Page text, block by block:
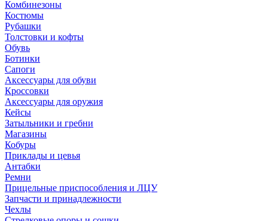
Комбинезоны
Костюмы
Рубашки
Толстовки и кофты
Обувь
Ботинки
Сапоги
Аксессуары для обуви
Кроссовки
Аксессуары для оружия
Кейсы
Затыльники и гребни
Магазины
Кобуры
Приклады и цевья
Антабки
Ремни
Прицельные приспособления и ЛЦУ
Запчасти и принадлежности
Чехлы